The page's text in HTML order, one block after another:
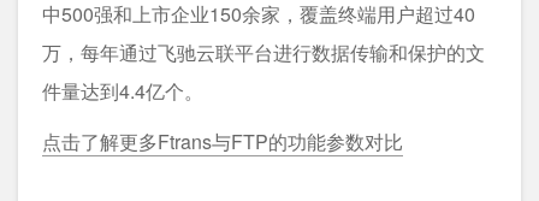
中500强和上市企业150余家，覆盖终端用户超过40
万，每年通过飞驰云联平台进行数据传输和保护的文
件量达到4.4亿个。
点击了解更多Ftrans与FTP的功能参数对比